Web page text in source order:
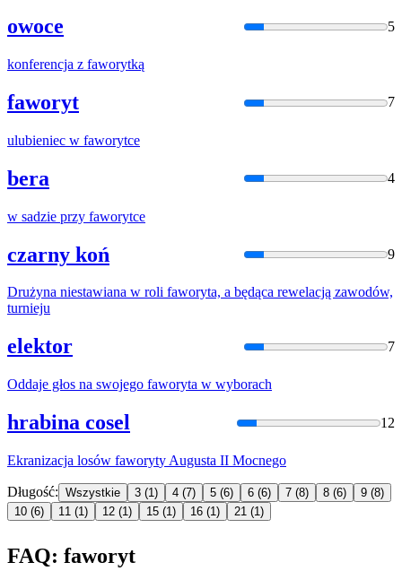
owoce 5
konferencja z faworytką
faworyt 7
ulubieniec w faworytce
bera 4
w sadzie przy faworytce
czarny koń 9
Drużyna niestawiana w roli faworyta, a będąca rewelacją zawodów,
turnieju
elektor 7
Oddaje głos na swojego faworyta w wyborach
hrabina cosel 12
Ekranizacja losów faworyty Augusta II Mocnego
Długość: Wszystkie 3 (1) 4 (7) 5 (6) 6 (6) 7 (8) 8 (6) 9 (8)
10 (6) 11 (1) 12 (1) 15 (1) 16 (1) 21 (1)
FAQ: faworyt